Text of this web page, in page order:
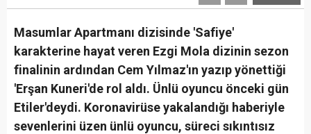
Masumlar Apartmanı dizisinde 'Safiye'
karakterine hayat veren Ezgi Mola dizinin sezon
finalinin ardından Cem Yılmaz'ın yazıp yönettiği
'Erşan Kuneri'de rol aldı. Ünlü oyuncu önceki gün
Etiler'deydi. Koronavirüse yakalandığı haberiyle
sevenlerini üzen ünlü oyuncu, süreci sıkıntısız